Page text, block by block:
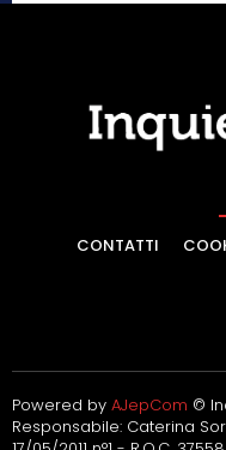
CONTATTI
Powered by AJepCom ©
Responsabile: Caterina